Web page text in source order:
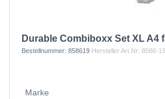
Durable Combiboxx Set XL A4
Bestellnummer: 858619 Hersteller Art.Nr: 8586-19
Marke